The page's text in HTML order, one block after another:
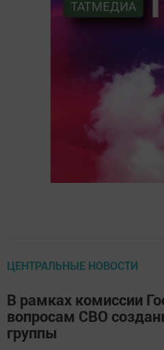
ЦЕНТРАЛЬНЫЕ НОВОСТИ
В рамках комиссии
вопросам СВО
группы